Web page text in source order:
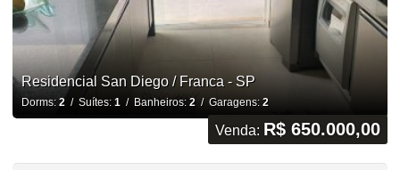
Residencial San Diego / Franca - SP
Dorms: 2/ Suítes: 1/ Banheiros: 2/ Garagens: 2
Venda: R$ 650.000,00